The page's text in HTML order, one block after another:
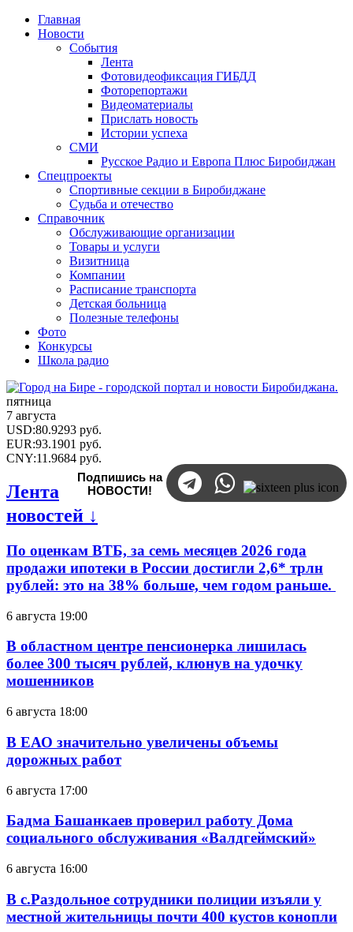
Главная
Новости
События
Лента
Фотовидеофиксация ГИБДД
Фоторепортажи
Видеоматериалы
Прислать новость
Истории успеха
СМИ
Русское Радио и Европа Плюс Биробиджан
Спецпроекты
Спортивные секции в Биробиджане
Судьба и отечество
Справочник
Обслуживающие организации
Товары и услуги
Визитница
Компании
Расписание транспорта
Детская больница
Полезные телефоны
Фото
Конкурсы
Школа радио
пятница
7 августа
USD:80.9293 руб.
EUR:93.1901 руб.
CNY:11.9684 руб.
Подпишись на
НОВОСТИ!
Лента
новостей ↓
По оценкам ВТБ, за семь месяцев 2026 года
продажи ипотеки в России достигли 2,6* трлн
рублей: это на 38% больше, чем годом раньше.
6 августа 19:00
В областном центре пенсионерка лишилась
более 300 тысяч рублей, клюнув на удочку
мошенников
6 августа 18:00
В ЕАО значительно увеличены объемы
дорожных работ
6 августа 17:00
Бадма Башанкаев проверил работу Дома
социального обслуживания «Валдгеймский»
6 августа 16:00
В с.Раздольное сотрудники полиции изъяли у
местной жительницы почти 400 кустов конопли